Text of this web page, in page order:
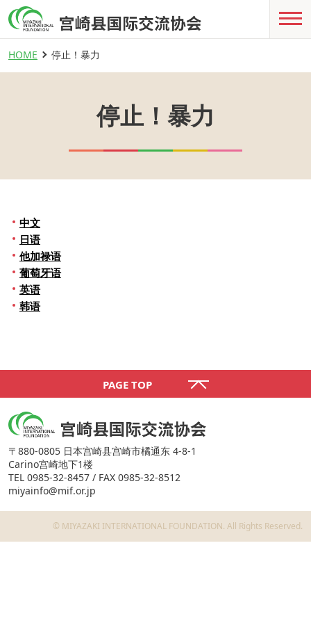
HOME 停止！暴力
停止！暴力
中文
日语
他加禄语
葡萄牙语
英语
韩语
PAGE TOP
〒880-0805 日本宫崎县宫崎市橘通东 4-8-1
Carino宫崎地下1楼
TEL 0985-32-8457 / FAX 0985-32-8512
miyainfo@mif.or.jp
©️ MIYAZAKI INTERNATIONAL FOUNDATION. All Rights Reserved.